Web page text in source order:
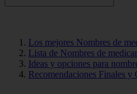
Los mejores Nombres de
Lista de Nombres de
Ideas y opciones para
Recomendaciones Finales y